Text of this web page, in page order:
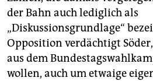
der Bahn auch lediglich als
„Diskussionsgrundlage“
Opposition verdächtigt
aus dem
wollen, auch um etwaige